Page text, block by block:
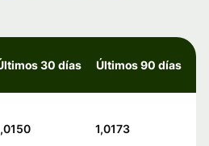
30 días Últimos 90 días
1,0173